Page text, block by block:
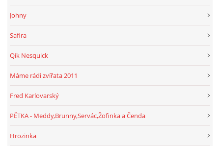
Johny
Safira
Qík Nesquick
Máme rádi zvířata 2011
Fred Karlovarský
PĚTKA - Meddy,Brunny,Servác,Žofinka a Čenda
Hrozinka